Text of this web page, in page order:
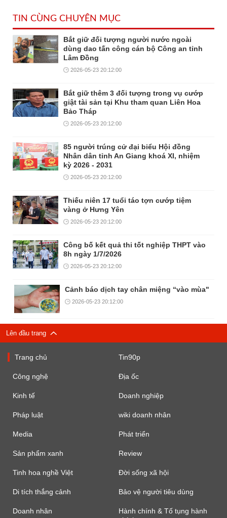
TIN CÙNG CHUYÊN MỤC
Bắt giữ đối tượng người nước ngoài
dùng dao tấn công cán bộ Công an tỉnh
Lâm Đồng
2026-05-23 20:12:00
Bắt giữ thêm 3 đối tượng trong vụ cướp
giật tài sản tại Khu tham quan Liên Hoa
Bảo Tháp
2026-05-23 20:12:00
85 người trúng cử đại biểu Hội đồng
Nhân dân tỉnh An Giang khoá XI, nhiệm
kỳ 2026 - 2031
2026-05-23 20:12:00
Thiếu niên 17 tuổi táo tợn cướp tiệm
vàng ở Hưng Yên
2026-05-23 20:12:00
Công bố kết quả thi tốt nghiệp THPT vào
8h ngày 1/7/2026
2026-05-23 20:12:00
Cảnh báo dịch tay chân miệng “vào mùa"
2026-05-23 20:12:00
Lên đầu trang
Trang chủ Tin90p
Công nghệ Địa ốc
Kinh tế Doanh nghiệp
Pháp luật wiki doanh nhân
Media Phát triển
Sản phẩm xanh Review
Tinh hoa nghề Việt Đời sống xã hội
Di tích thắng cảnh Bảo vệ người tiêu dùng
Doanh nhân
Hành chính & Tố tụng hành